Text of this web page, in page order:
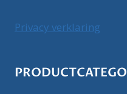
Privacy verklaring